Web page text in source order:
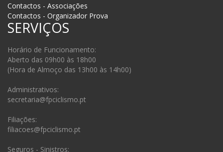
Contactos - Associações
Contactos - Organizador Prova
SERVIÇOS
Horário de Funcionamento:
Aberto das 09h00 às 18h00
(Hora de Almoço das 13h00 às 14h00)
Administrativos:
secretaria@fpciclismo.pt
Filiações:
filiacoes@fpciclismo.pt
Seguros - Sinistros: